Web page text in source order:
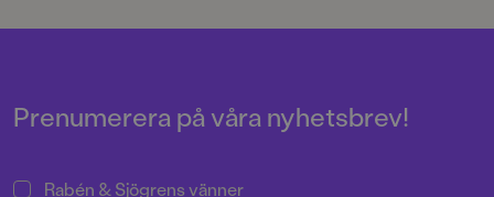
Prenumerera på våra nyhetsbrev!
Rabén & Sjögrens vänner